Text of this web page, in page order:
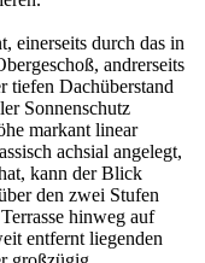
einerseits durch das in
andrerseits
tiefen Dachüberstand
Sonnenschutz
markant linear
achsial angelegt,
kann der Blick
den zwei Stufen
hinweg auf
entfernt liegenden